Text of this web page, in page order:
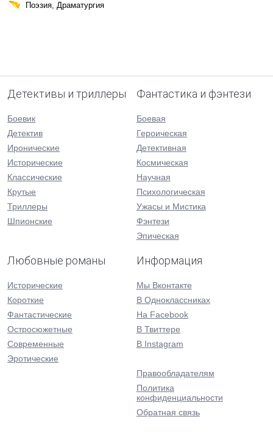
Поэзия, Драматургия
Детективы и триллеры
Боевик
Детектив
Иронические
Исторические
Классические
Крутые
Триллеры
Шпионские
Фантастика и фэнтези
Боевая
Героическая
Детективная
Космическая
Научная
Психологическая
Ужасы и Мистика
Фэнтези
Эпическая
Любовные романы
Исторические
Короткие
Фантастические
Остросюжетные
Современные
Эротические
Информация
Мы Вконтакте
В Одноклассниках
На Facebook
В Твиттере
В Instagram
Правообладателям
Политика
конфиденциальности
Обратная связь